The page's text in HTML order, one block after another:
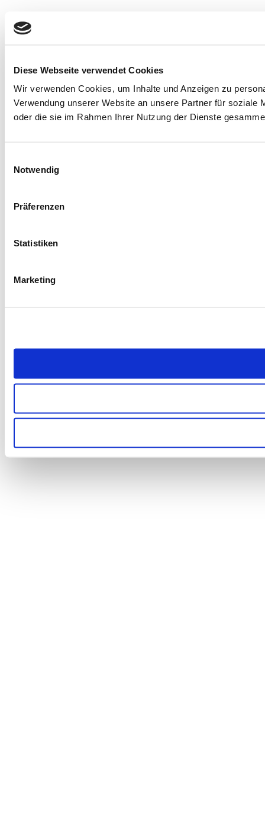
Diese Webseite verwendet Cookies
Wir verwenden Cookies, um Inhalte und Anzeigen zu
Verwendung unserer Website an unsere Partner für soziale
oder die sie im Rahmen Ihrer Nutzung der Dienste
Notwendig
Präferenzen
Statistiken
Marketing